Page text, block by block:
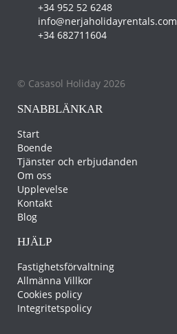
+34 952 52 6248
info@nerjaholidayrentals.com
+34 682711604
© Casasol Holiday 2026
SNABBLÄNKAR
Start
Boende
Tjänster och erbjudanden
Om oss
Upplevelse
Kontakt
Blog
HJÄLP
Fastighetsförvaltning
Allmänna Villkor
Cookies policy
Integritetspolicy